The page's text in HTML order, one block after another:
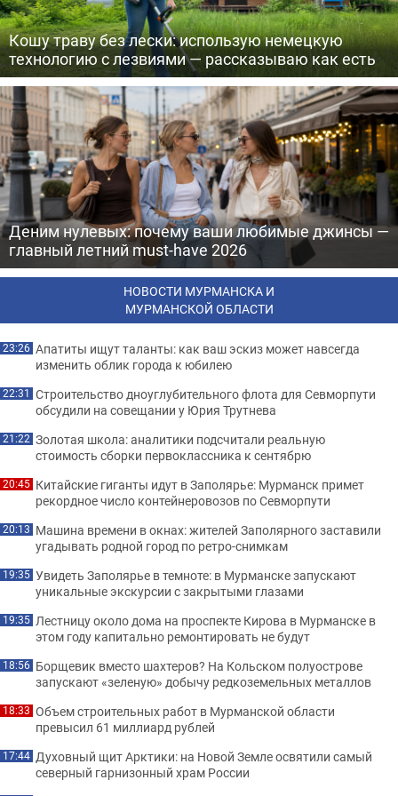
Кошу траву без лески: использую немецкую
технологию с лезвиями — рассказываю как есть
Деним нулевых: почему ваши любимые джинсы —
главный летний must-have 2026
НОВОСТИ МУРМАНСКА И
МУРМАНСКОЙ ОБЛАСТИ
23:26 Апатиты ищут таланты: как ваш эскиз может навсегда
изменить облик города к юбилею
22:31 Строительство дноуглубительного флота для Севморпути
обсудили на совещании у Юрия Трутнева
21:22 Золотая школа: аналитики подсчитали реальную
стоимость сборки первоклассника к сентябрю
20:45 Китайские гиганты идут в Заполярье: Мурманск примет
рекордное число контейнеровозов по Севморпути
20:13 Машина времени в окнах: жителей Заполярного заставили
угадывать родной город по ретро-снимкам
19:35 Увидеть Заполярье в темноте: в Мурманске запускают
уникальные экскурсии с закрытыми глазами
19:35 Лестницу около дома на проспекте Кирова в Мурманске в
этом году капитально ремонтировать не будут
18:56 Борщевик вместо шахтеров? На Кольском полуострове
запускают «зеленую» добычу редкоземельных металлов
18:33 Объем строительных работ в Мурманской области
превысил 61 миллиард рублей
17:44 Духовный щит Арктики: на Новой Земле освятили самый
северный гарнизонный храм России